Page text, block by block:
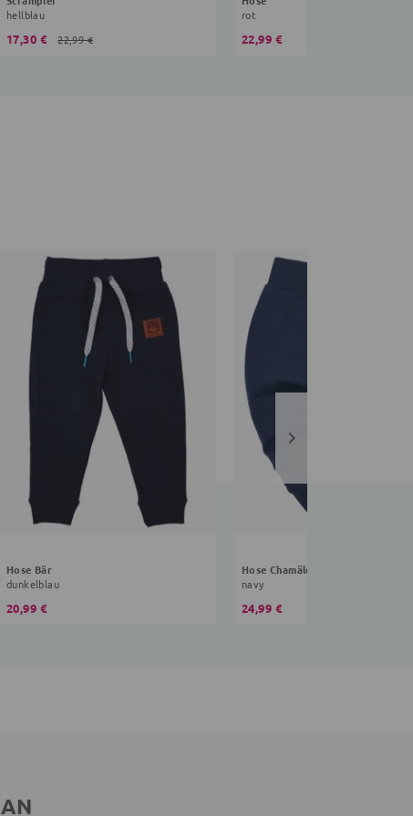
hellblau
17,30 € 22,99 €
rot
22,99 €
Hose Bär
dunkelblau
20,99 €
Hose Chamäleon
navy
24,99 €